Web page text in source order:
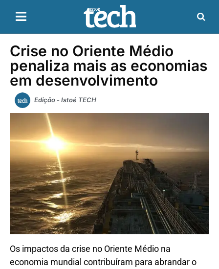
Crise no Oriente Médio
penaliza mais as economias
em desenvolvimento
Edição - Istoé TECH
Os impactos da crise no Oriente Médio na
economia mundial contribuíram para abrandar o